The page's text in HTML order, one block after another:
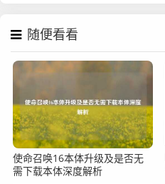
随便看看
使命召唤16本体升级及是否无
需下载本体深度解析